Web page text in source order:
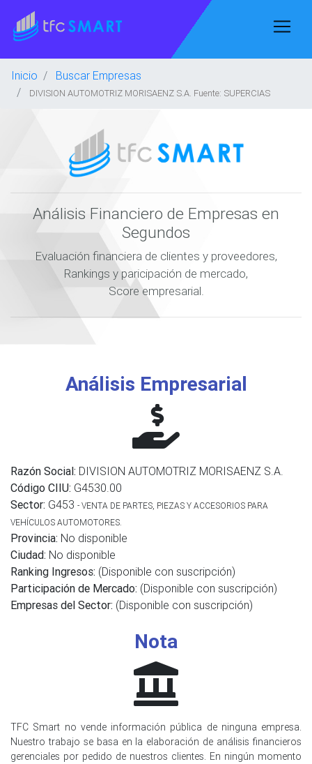
Inicio Buscar Empresas
DIVISION AUTOMOTRIZ MORISAENZ S.A. Fuente: SUPERCIAS
Análisis Financiero de Empresas en
Segundos
Evaluación financiera de clientes y proveedores,
Rankings y paricipación de mercado,
Score empresarial.
Análisis Empresarial
Razón Social: DIVISION AUTOMOTRIZ MORISAENZ S.A.
Código CIIU: G4530.00
Sector: G453 - VENTA DE PARTES, PIEZAS Y ACCESORIOS PARA
VEHÍCULOS AUTOMOTORES.
Provincia: No disponible
Ciudad: No disponible
Ranking Ingresos: (Disponible con suscripción)
Participación de Mercado: (Disponible con suscripción)
Empresas del Sector: (Disponible con suscripción)
Nota
TFC Smart no vende información pública de ninguna empresa.
Nuestro trabajo se basa en la elaboración de análisis financieros
gerenciales por pedido de nuestros clientes. En ningún momento